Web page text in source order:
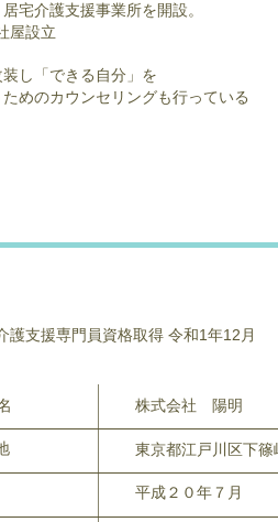
宅介護支援事業所を開設。
屋設立
し「できる自分」を
めのカウンセリングも行っている
支援専門員資格取得 令和1年12月
株式会社 陽明
東京都江戸川区下
平成２０年７月